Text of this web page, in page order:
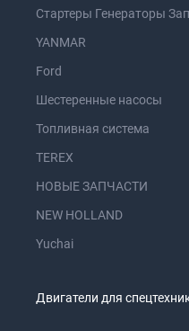
Стартеры Генераторы
YANMAR
Ford
Шестеренные насосы
Топливная система
TEREX
НОВЫЕ ЗАПЧАСТИ
NEW HOLLAND
Yuchai
Двигатели для